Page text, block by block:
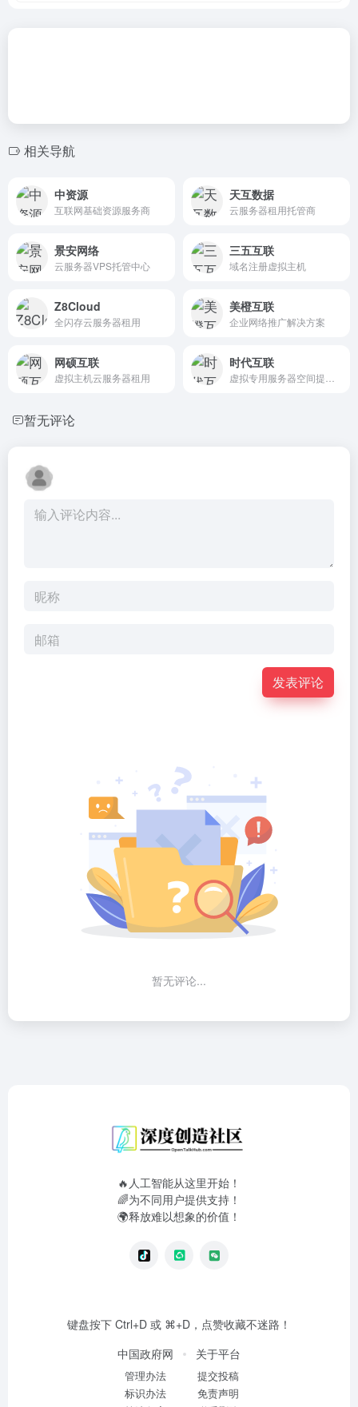
相关导航
中资源
互联网基础资源服务商
天互数据
云服务器租用托管商
景安网络
云服务器VPS托管中心
三五互联
域名注册虚拟主机
Z8Cloud
全闪存云服务器租用
美橙互联
企业网络推广解决方案
网硕互联
虚拟主机云服务器租用
时代互联
暂无评论
发表评论
暂无评论...
🔥人工智能从这里开始！
🌈为不同用户提供支持！
🌍释放难以想象的价值！
键盘按下 Ctrl+D 或 ⌘+D，点赞收藏不迷路！
中国政府网
管理办法
标识办法
关于平台
提交投稿
免责声明